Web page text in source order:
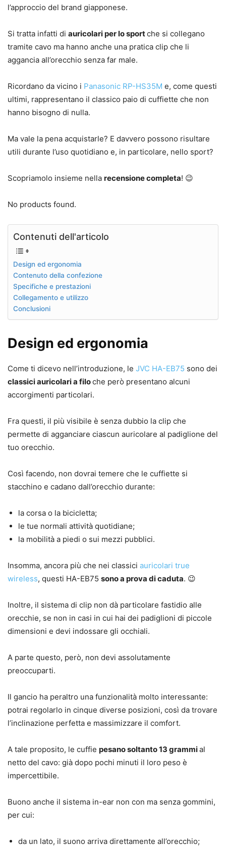
l’approccio del brand giapponese.
Si tratta infatti di auricolari per lo sportche si collegano
tramite cavo ma hanno anche una pratica clip che li
aggancia all’orecchio senza far male.
Ricordano da vicino i Panasonic RP-HS35M e, come questi
ultimi, rappresentano il classico paio di cuffiette che non
hanno bisogno di nulla.
Ma vale la pena acquistarle? E davvero possono risultare
utili durante l’uso quotidiano e, in particolare, nello sport?
Scopriamolo insieme nella recensione completa! 😉
No products found.
Contenuti dell'articolo
Design ed ergonomia
Contenuto della confezione
Specifiche e prestazioni
Collegamento e utilizzo
Conclusioni
Design ed ergonomia
Come ti dicevo nell’introduzione, le JVC HA-EB75 sono dei
classici auricolari a filoche però presentano alcuni
accorgimenti particolari.
Fra questi, il più visibile è senza dubbio la clip che
permette di agganciare ciascun auricolare al padiglione del
tuo orecchio.
Così facendo, non dovrai temere che le cuffiette si
stacchino e cadano dall’orecchio durante:
la corsa o la bicicletta;
le tue normali attività quotidiane;
la mobilità a piedi o sui mezzi pubblici.
Insomma, ancora più che nei classici auricolari true
wireless, questi HA-EB75 sono a prova di caduta. 😉
Inoltre, il sistema di clip non dà particolare fastidio alle
orecchie, se non in casi in cui hai dei padiglioni di piccole
dimensioni e devi indossare gli occhiali.
A parte questo, però, non devi assolutamente
preoccuparti.
Il gancio ha peraltro una funzionalità molto interessante:
potrai regolarlo in cinque diverse posizioni, così da trovare
l’inclinazione perfetta e massimizzare il comfort.
A tale proposito, le cuffie pesano soltanto 13 grammial
netto del cavo: già dopo pochi minuti il loro peso è
impercettibile.
Buono anche il sistema in-ear non con ma senza gommini,
per cui:
da un lato, il suono arriva direttamente all’orecchio;